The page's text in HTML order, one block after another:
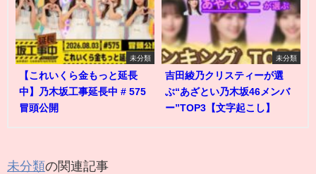
未分類
【これいくら金もっと延長
中】乃木坂工事延長中 # 575
冒頭公開
未分類
吉田綾乃クリスティーが選
ぶ“あざとい乃木坂46メンバ
ー”TOP3【文字起こし】
未分類の関連記事